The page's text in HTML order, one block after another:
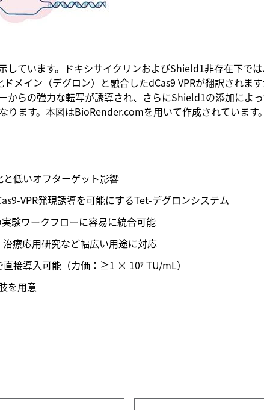
ています。ドキシサイクリンおよびShield1非存在下で
メイン（デグロン）と融合したdCas9 VPRが翻訳されま
からの強力な転写が誘導され、さらにShield1の添加によ
ります。本図はBioRender.comを用いて作成されています
低いオフターゲット影響
発現誘導を可能にするTet‑デグロンシステム
験ワークフローに容易に統合可能
療応用研究など幅広い用途に対応
接導入可能（力価：≥1 × 10⁷ TU/mL）
を用意